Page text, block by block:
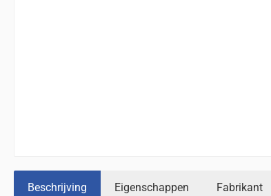
Beschrijving Eigenschappen Fabrikant